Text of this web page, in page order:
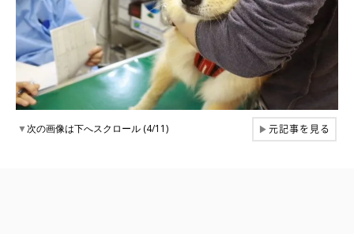
▼次の画像は下へスクロール (4/11) ▶元記事を見る